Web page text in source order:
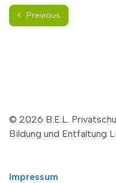
Previous
© 2026 B.E.L.
Bildung und Entfaltung
Impressum